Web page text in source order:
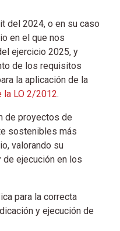
del 2024, o en su caso
en el que nos
ejercicio 2025, y
de los requisitos
la aplicación de la
la LO 2/2012.
de proyectos de
sostenibles más
valorando su
de ejecución en los
para la correcta
y ejecución de